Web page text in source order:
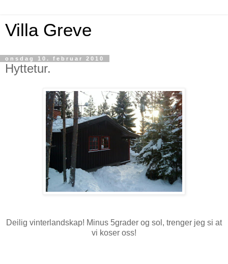
Villa Greve
onsdag 10. februar 2010
Hyttetur.
Deilig vinterlandskap! Minus 5grader og sol, trenger jeg si at
vi koser oss!